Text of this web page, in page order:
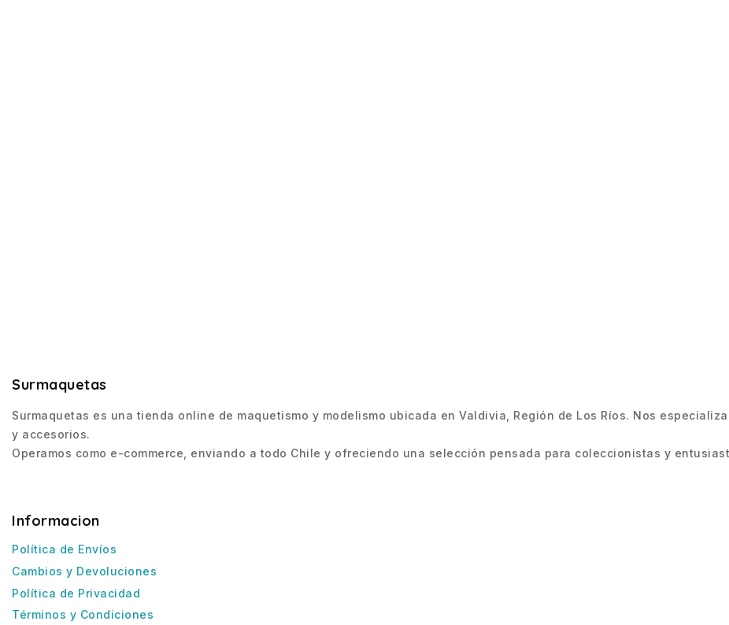
Surmaquetas
Surmaquetas es una tienda online de maquetismo y modelismo ubicada en Valdivia, Región de Los Ríos. Nos
y accesorios.
Operamos como e-commerce, enviando a todo Chile y ofreciendo una selección pensada para coleccionistas y
Informacion
Política de Envíos
Cambios y Devoluciones
Política de Privacidad
Términos y Condiciones